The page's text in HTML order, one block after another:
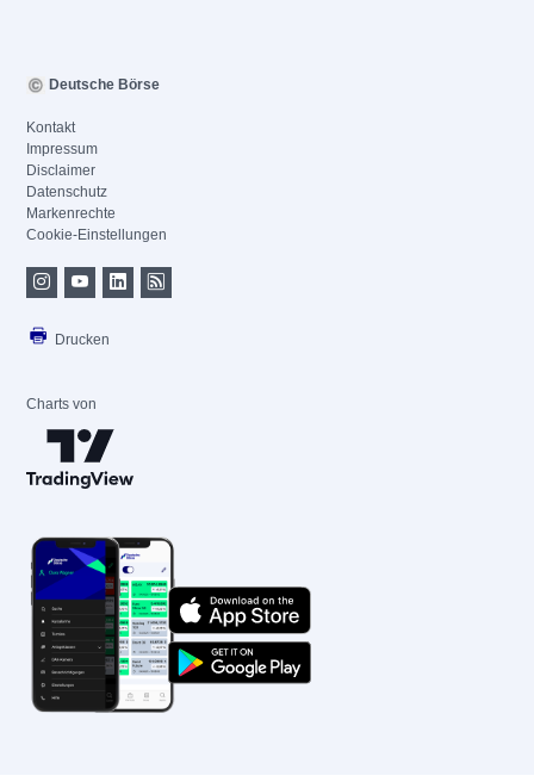
Deutsche Börse
Kontakt
Impressum
Disclaimer
Datenschutz
Markenrechte
Cookie-Einstellungen
Drucken
Charts von